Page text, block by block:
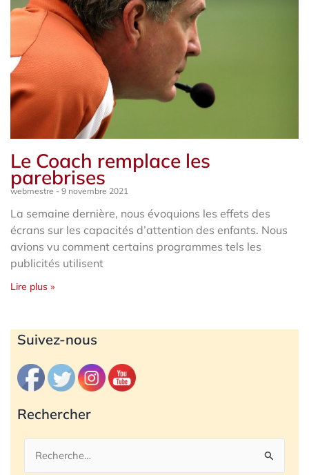
Le Coach remplace les
parebrises
webmestre 9 novembre 2021
La semaine dernière, nous évoquions les effets des
écrans sur les capacités d’attention des enfants. Nous
avions vu comment certains programmes tels les
publicités utilisent
Lire plus »
Suivez-nous
Rechercher
Rechercher :
Archives